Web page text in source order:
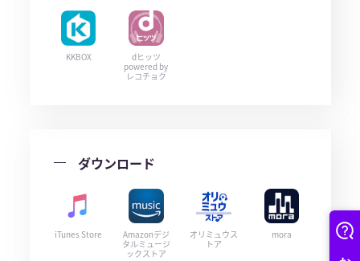
KKBOX
dヒッツ
powered by
レコチョク
ダウンロード
iTunes Store
Amazonデジ
タルミュージ
ックストア
オリミュウス
トア
mora